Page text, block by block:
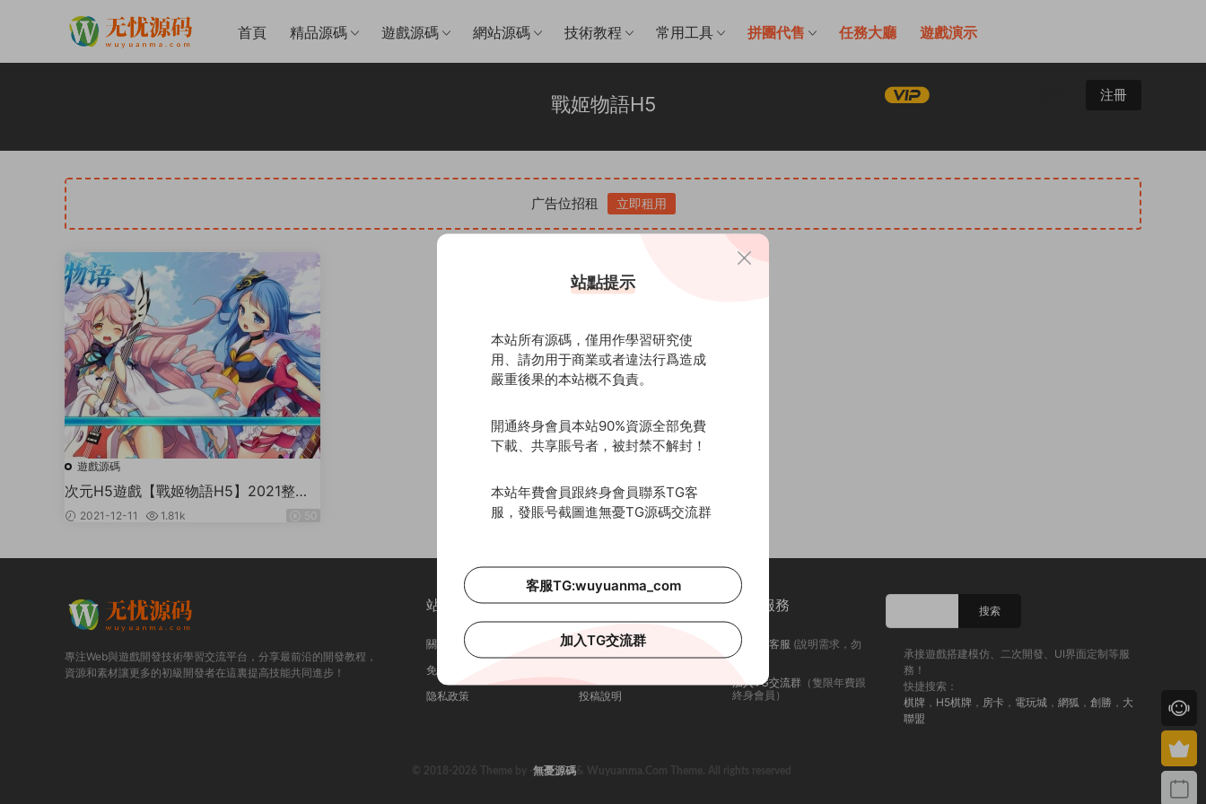
首頁 精品源碼 遊戲源碼 網站源碼 技術教程 常用工具 拼團代售 任務大廳 遊戲演示
注冊
戰姬物語H5
广告位招租 立即租用
遊戲源碼
次元H5遊戲【戰姬物語H5】2021整理L
inux手工服務端+GM後台+詳細教程
2021-12-11 1.81k 50
專注Web與遊戲開發技術學習交流平台，分享最前沿的開發教程，
資源和素材讓更多的初級開發者在這裏提高技能共同進步！
站點簡介
關于我們
免責申明
隐私政策
站點導航
會員介紹
投稿說明
站點服務
聯系TG客服 (說明需求，勿
問在否)
加入TG交流群 （隻限年費跟
終身會員）
承接遊戲搭建模仿、二次開發、UI界面定制等服
務！
快捷搜索：
棋牌， H5棋牌， 房卡， 電玩城， 網狐 ， 創勝 ， 大
聯盟
© 2018-2026 Theme by -無憂源碼& Wuyuanma.Com Theme. All rights reserved
站點提示
本站所有源碼，僅用作學習研究使
用、請勿用于商業或者違法行爲造成
嚴重後果的本站概不負責。
開通終身會員本站90%資源全部免費
下載、共享賬号者，被封禁不解封！
本站年費會員跟終身會員聯系TG客
服，發賬号截圖進無憂TG源碼交流群
客服TG:wuyuanma_com
加入TG交流群